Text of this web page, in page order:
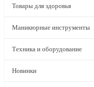
Товары для здоровья
Маникюрные инструменты
Техника и оборудование
Новинки